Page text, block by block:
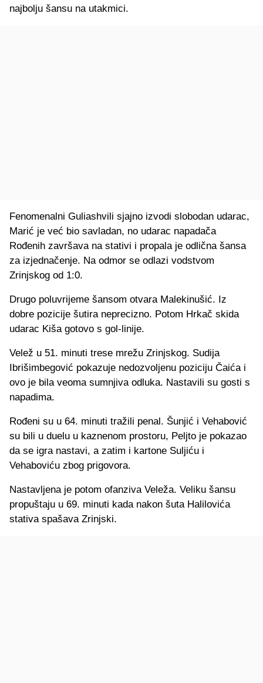
najbolju šansu na utakmici.
Fenomenalni Guliashvili sjajno izvodi slobodan udarac,
Marić je već bio savladan, no udarac napadača
Rođenih završava na stativi i propala je odlična šansa
za izjednačenje. Na odmor se odlazi vodstvom
Zrinjskog od 1:0.
Drugo poluvrijeme šansom otvara Malekinušić. Iz
dobre pozicije šutira neprecizno. Potom Hrkač skida
udarac Kiša gotovo s gol-linije.
Velež u 51. minuti trese mrežu Zrinjskog. Sudija
Ibrišimbegović pokazuje nedozvoljenu poziciju Čaića i
ovo je bila veoma sumnjiva odluka. Nastavili su gosti s
napadima.
Rođeni su u 64. minuti tražili penal. Šunjić i Vehabović
su bili u duelu u kaznenom prostoru, Peljto je pokazao
da se igra nastavi, a zatim i kartone Suljiću i
Vehaboviću zbog prigovora.
Nastavljena je potom ofanziva Veleža. Veliku šansu
propuštaju u 69. minuti kada nakon šuta Halilovića
stativa spašava Zrinjski.